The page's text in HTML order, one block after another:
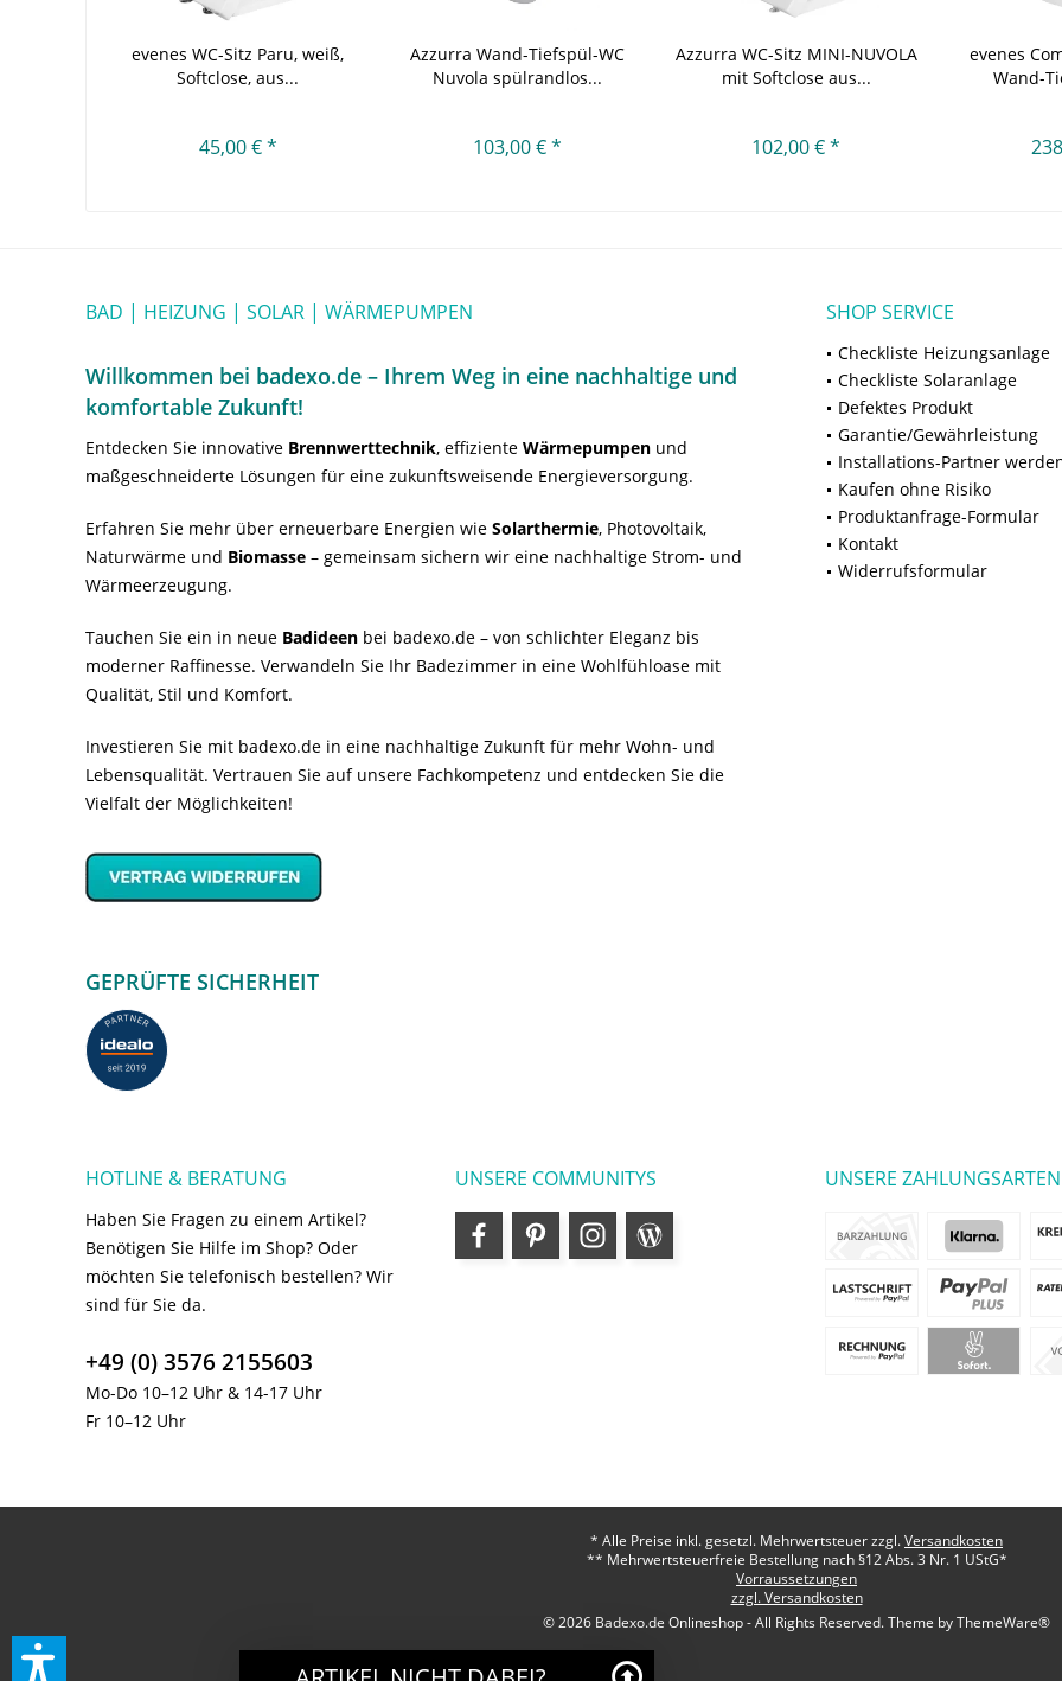
evenes WC-Sitz Paru, weiß,
Softclose, aus...
45,00 € *
Azzurra Wand-Tiefspül-WC
Nuvola spülrandlos...
103,00 € *
Azzurra WC-Sitz MINI-NUVOLA
mit Softclose aus...
102,00 € *
evenes
Wand-
BAD | HEIZUNG | SOLAR | WÄRMEPUMPEN
Willkommen bei badexo.de – Ihrem Weg in eine nachhaltige und
komfortable Zukunft!
Entdecken Sie innovative Brennwerttechnik, effiziente Wärmepumpen und
maßgeschneiderte Lösungen für eine zukunftsweisende Energieversorgung.
Erfahren Sie mehr über erneuerbare Energien wie Solarthermie, Photovoltaik,
Naturwärme und Biomasse – gemeinsam sichern wir eine nachhaltige Strom- und
Wärmeerzeugung.
Tauchen Sie ein in neue Badideen bei badexo.de – von schlichter Eleganz bis
moderner Raffinesse. Verwandeln Sie Ihr Badezimmer in eine Wohlfühloase mit
Qualität, Stil und Komfort.
Investieren Sie mit badexo.de in eine nachhaltige Zukunft für mehr Wohn- und
Lebensqualität. Vertrauen Sie auf unsere Fachkompetenz und entdecken Sie die
Vielfalt der Möglichkeiten!
GEPRÜFTE SICHERHEIT
SHOP SERVICE
Checkliste Heizungsanlage
Checkliste Solaranlage
Defektes Produkt
Garantie/Gewährleistung
Installations-Partner
Kaufen ohne Risiko
Produktanfrage-Formular
Kontakt
Widerrufsformular
HOTLINE & BERATUNG
Haben Sie Fragen zu einem Artikel?
Benötigen Sie Hilfe im Shop? Oder
möchten Sie telefonisch bestellen? Wir
sind für Sie da.
+49 (0) 3576 2155603
Mo-Do 10–12 Uhr & 14-17 Uhr
Fr 10–12 Uhr
UNSERE COMMUNITYS UNSERE ZAHLUNGSARTEN
* Alle Preise inkl. gesetzl. Mehrwertsteuer zzgl.Versandkosten
** Mehrwertsteuerfreie Bestellung nach §12 Abs. 3 Nr. 1 UStG*
Vorraussetzungen
zzgl. Versandkosten
© 2026 Badexo.de Onlineshop - All Rights Reserved. Theme byThemeWare®